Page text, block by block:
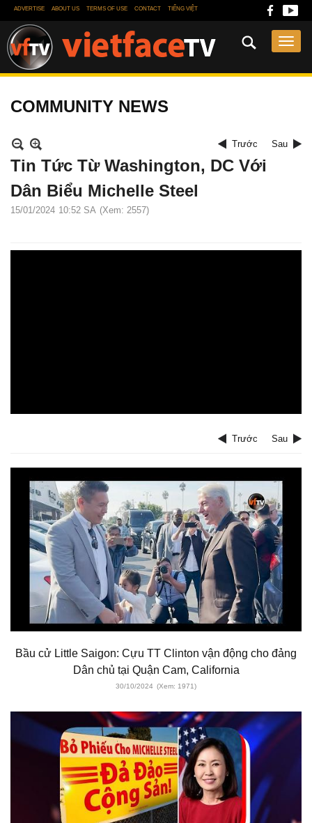
ADVERTISE ABOUT US TERMS OF USE CONTACT TIẾNG VIỆT
COMMUNITY NEWS
Trước Sau
Tin Tức Từ Washington, DC Với
Dân Biểu Michelle Steel
15/01/2024 10:52 SA (Xem: 2557)
Trước Sau
Bầu cử Little Saigon: Cựu TT Clinton vận động cho đảng
Dân chủ tại Quận Cam, California
30/10/2024 (Xem: 1971)